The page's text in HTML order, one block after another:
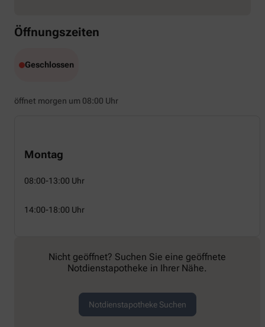
Öffnungszeiten
Geschlossen
öffnet morgen um 08:00 Uhr
Montag
08:00-13:00 Uhr
14:00-18:00 Uhr
Nicht geöffnet? Suchen Sie eine geöffnete
Notdienstapotheke in Ihrer Nähe.
Notdienstapotheke Suchen